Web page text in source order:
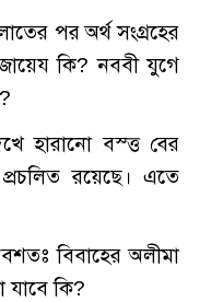
পর অর্থ সংগ্রহের
কি? নববী যুগে
হারানো বস্ত্ত বের
রয়েছে। এতে
বিবাহের অলীমা
কি?